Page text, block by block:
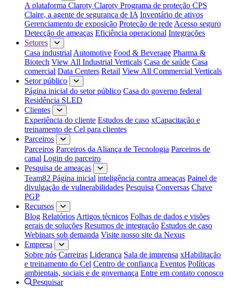
A plataforma Claroty Claroty Programa de proteção CPS
Claire, a agente de segurança de IA Inventário de ativos
Gerenciamento de exposição Proteção de rede Acesso seguro
Detecção de ameaças Eficiência operacional Integrações
Setores
Casa industrial Automotive Food & Beverage Pharma &
Biotech View All Industrial Verticals Casa de saúde Casa
comercial Data Centers Retail View All Commercial Verticals
Setor público
Página inicial do setor público Casa do governo federal
Residência SLED
Clientes
Experiência do cliente Estudos de caso xCapacitação e
treinamento de Cel para clientes
Parceiros
Parceiros Parceiros da Aliança de Tecnologia Parceiros de
canal Login do parceiro
Pesquisa de ameaças
Team82 Página inicial inteligência contra ameaças Painel de
divulgação de vulnerabilidades Pesquisa Conversas Chave
PGP
Recursos
Blog Relatórios Artigos técnicos Folhas de dados e visões
gerais de soluções Resumos de integração Estudos de caso
Webinars sob demanda Visite nosso site da Nexus
Empresa
Sobre nós Carreiras Liderança Sala de imprensa xHabilitação
e treinamento do Cel Centro de confiança Eventos Políticas
ambientais, sociais e de governança Entre em contato conosco
Pesquisar